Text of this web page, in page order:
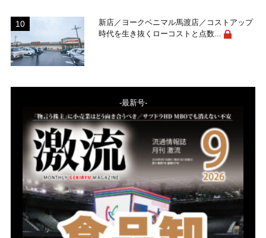
新店／ヨークベニマル馬渡店／コストアップ
時代を生き抜くローコストと点数...
-最新号-